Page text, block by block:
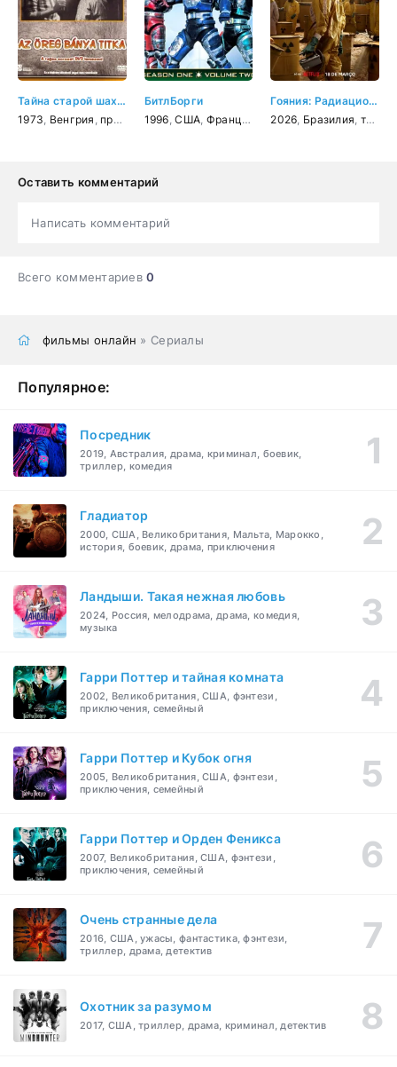
Тайна старой шахты
1973 Венгрия приключения
БитлБорги
1996 ,США Франция Япония ,фантастика,
Гояния: Радиационная авария
2026 Бразилия триллер
Оставить комментарий
Написать комментарий
Всего комментариев0
фильмы онлайн » Сериалы
Популярное:
Посредник
2019, Австралия, драма, криминал, боевик,
триллер, комедия
Гладиатор
2000, США, Великобритания, Мальта, Марокко,
история, боевик, драма, приключения
Ландыши. Такая нежная любовь
2024, Россия, мелодрама, драма, комедия,
музыка
Гарри Поттер и тайная комната
2002, Великобритания, США, фэнтези,
приключения, семейный
Гарри Поттер и Кубок огня
2005, Великобритания, США, фэнтези,
приключения, семейный
Гарри Поттер и Орден Феникса
2007, Великобритания, США, фэнтези,
приключения, семейный
Очень странные дела
2016, США, ужасы, фантастика, фэнтези,
триллер, драма, детектив
Охотник за разумом
2017, США, триллер, драма, криминал, детектив